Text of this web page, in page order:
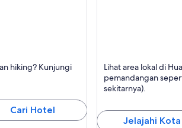
dan Danau
hiking? Kunjungi
Cari Hotel
Lihat area lokal di
pemandangan
sekitarnya).
Jelajahi Kota